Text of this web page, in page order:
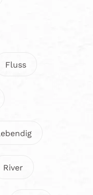
Fluss
River